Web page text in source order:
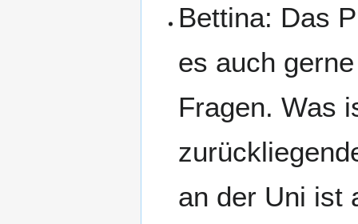
Bettina: Das
es auch
Fragen. Was
an der Uni ist